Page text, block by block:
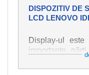
DISPOZITIV DE
LCD LENOVO
Display-ul
importante
încât ne
schimb de